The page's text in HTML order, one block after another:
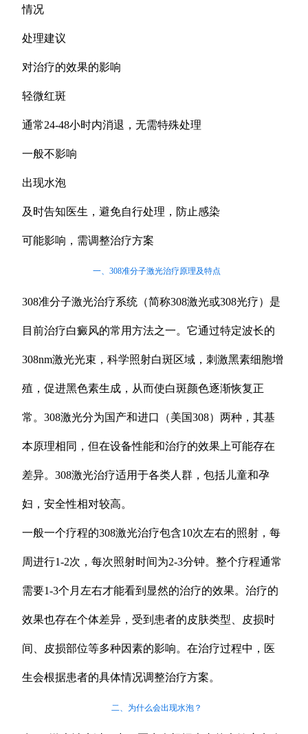
情况
处理建议
对治疗的效果的影响
轻微红斑
通常24-48小时内消退，无需特殊处理
一般不影响
出现水泡
及时告知医生，避免自行处理，防止感染
可能影响，需调整治疗方案
一、308准分子激光治疗原理及特点
308准分子激光治疗系统（简称308激光或308光疗）是
目前治疗白癜风的常用方法之一。它通过特定波长的
308nm激光光束，科学照射白斑区域，刺激黑素细胞增
殖，促进黑色素生成，从而使白斑颜色逐渐恢复正
常。308激光分为国产和进口（美国308）两种，其基
本原理相同，但在设备性能和治疗的效果上可能存在
差异。308激光治疗适用于各类人群，包括儿童和孕
妇，安全性相对较高。
一般一个疗程的308激光治疗包含10次左右的照射，每
周进行1-2次，每次照射时间为2-3分钟。整个疗程通常
需要1-3个月左右才能看到显然的治疗的效果。治疗的
效果也存在个体差异，受到患者的皮肤类型、皮损时
间、皮损部位等多种因素的影响。在治疗过程中，医
生会根据患者的具体情况调整治疗方案。
二、为什么会出现水泡？